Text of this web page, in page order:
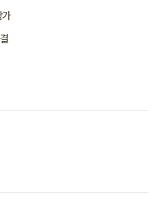
가